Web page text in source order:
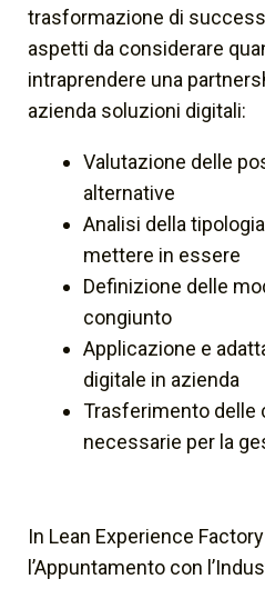
trasformazione di
aspetti da considerare
intraprendere una
azienda soluzioni digitali:
Valutazione delle
alternative
Analisi della
mettere in essere
Definizione delle
congiunto
Applicazione e
digitale in azienda
Trasferimento delle
necessarie per la
In Lean Experience
l’Appuntamento con